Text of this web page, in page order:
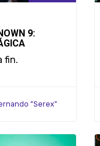
9:
fin.
"Serex"